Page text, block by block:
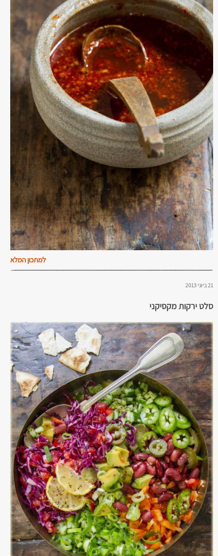
למתכון המלא
21 ביוני 2013
סלט ירקות מקסיקני